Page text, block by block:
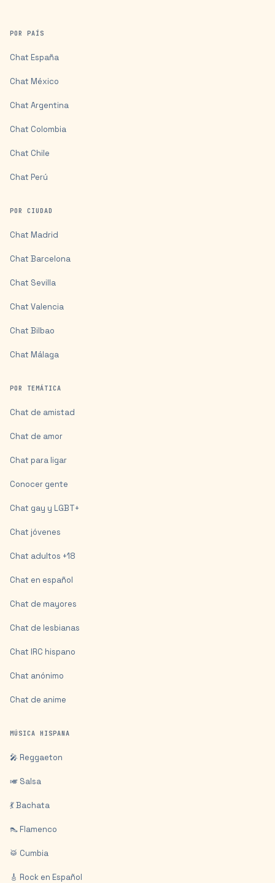
POR PAÍS
Chat España
Chat México
Chat Argentina
Chat Colombia
Chat Chile
Chat Perú
POR CIUDAD
Chat Madrid
Chat Barcelona
Chat Sevilla
Chat Valencia
Chat Bilbao
Chat Málaga
POR TEMÁTICA
Chat de amistad
Chat de amor
Chat para ligar
Conocer gente
Chat gay y LGBT+
Chat jóvenes
Chat adultos +18
Chat en español
Chat de mayores
Chat de lesbianas
Chat IRC hispano
Chat anónimo
Chat de anime
MÚSICA HISPANA
🎤 Reggaeton
🎺 Salsa
💃 Bachata
👠 Flamenco
🥁 Cumbia
🎸 Rock en Español